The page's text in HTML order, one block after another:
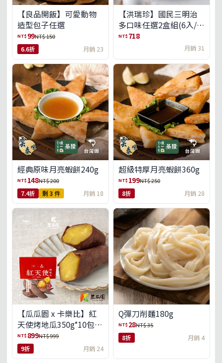
【良品開飯】可愛動物
造型包子任選
NT$ 99NT$ 150
6.6折 月銷 23
【洪瑞珍】國民三明治
多口味任選2盒組(6入/
盒)(免運)
NT$ 718
月銷 31
經典原味月亮蝦餅240g
NT$ 148NT$ 200
7.4折 剩 3 件 月銷 18
超級特厚月亮蝦餅360g
NT$ 199NT$ 250
8折 月銷 28
【瓜瓜園 x 卡樂比】紅
天使烤地瓜350g*10包
(免運組)
NT$ 899NT$ 999
9折 月銷 24
Q彈刀削麵180g
NT$ 28NT$ 35
8折 月銷 4